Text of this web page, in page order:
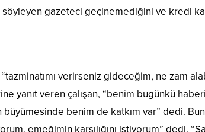
gazeteci geçinemediğini ve kredi
verirseniz gideceğim, ne zam
yanıt veren çalışan, “benim bugünkü
benim de katkım var” dedi.
emeğimin karşılığını istiyorum” dedi.